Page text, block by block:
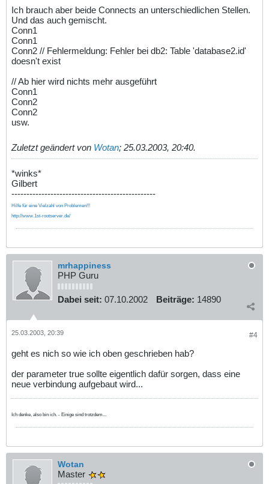
Ich brauch aber beide Connects an unterschiedlichen Stellen.
Und das auch gemischt.
Conn1
Conn1
Conn2 // Fehlermeldung: Fehler bei db2: Table 'database2.id'
doesn't exist
// Ab hier wird nichts mehr ausgeführt
Conn1
Conn2
Conn2
usw.
Zuletzt geändert von Wotan; 25.03.2003, 20:40.
*winks*
Gilbert
------------------------------------------------
Hilfe für eine Vielzahl von Problemen!!!
http://www.1st-rootserver.de/
mrhappiness
PHP Guru
Dabei seit: 07.10.2002 Beiträge: 14890
#4
25.03.2003, 20:39
geht es nich so wie ich oben geschrieben hab?
der parameter true sollte eigentlich dafür sorgen, dass eine
neue verbindung aufgebaut wird...
Ich denke, also bin ich. - Einige sind trotzdem...
Wotan
Master